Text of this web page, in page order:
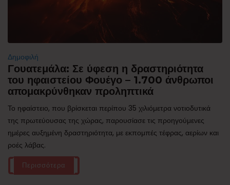
Δημοφιλή
Γουατεμάλα: Σε ύφεση η δραστηριότητα
του ηφαιστείου Φουέγο – 1.700 άνθρωποι
απομακρύνθηκαν προληπτικά
Το ηφαίστειο, που βρίσκεται περίπου 35 χιλιόμετρα νοτιοδυτικά
της πρωτεύουσας της χώρας, παρουσίασε τις προηγούμενες
ημέρες αυξημένη δραστηριότητα, με εκπομπές τέφρας, αερίων και
ροές λάβας.
Περισσότερα